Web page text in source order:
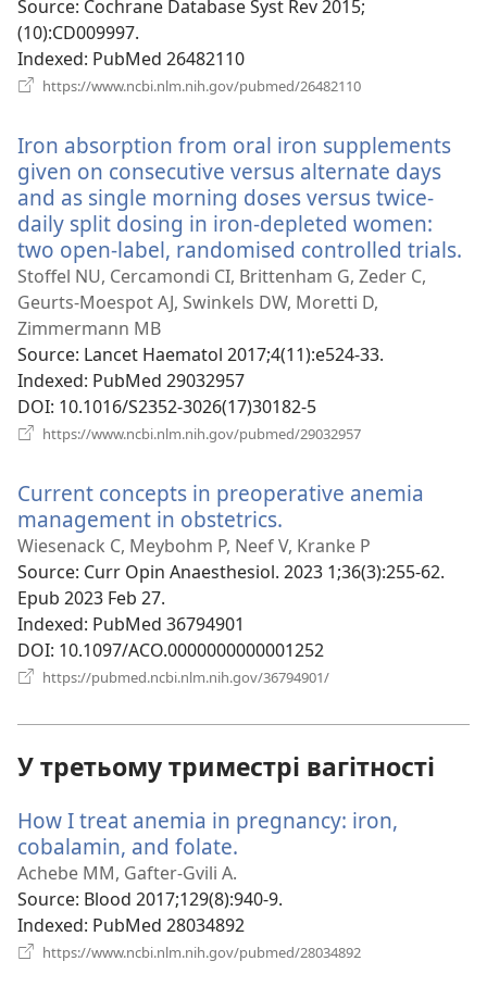
вікні)
Source‎: Cochrane Database Syst Rev 2015;
(10):CD009997.
Indexed‎: PubMed 26482110
https://www.ncbi.nlm.nih.gov/pubmed/26482110
вікні)
Iron absorption from oral iron supplements
given on consecutive versus alternate days
and as single morning doses versus twice-
daily split dosing in iron-depleted women:
two open-label, randomised controlled trials.
Stoffel NU, Cercamondi CI, Brittenham G, Zeder C,
Geurts-Moespot AJ, Swinkels DW, Moretti D,
Zimmermann MB
Source‎: Lancet Haematol 2017;4(11):e524-33.
Indexed‎: PubMed 29032957
DOI‎: 10.1016/S2352-3026(17)30182-5
https://www.ncbi.nlm.nih.gov/pubmed/29032957
вікні)
Current concepts in preoperative anemia
management in obstetrics.
у
новому
Wiesenack C, Meybohm P, Neef V, Kranke P
Source‎: Curr Opin Anaesthesiol. 2023 1;36(3):255-62.
Epub 2023 Feb 27.
Indexed‎: PubMed 36794901
DOI‎: 10.1097/ACO.0000000000001252
https://pubmed.ncbi.nlm.nih.gov/36794901/
У третьому триместрі вагітності
How I treat anemia in pregnancy: iron,
cobalamin, and folate.
новому
вікні)
Achebe MM, Gafter-Gvili A.
Source‎: Blood 2017;129(8):940-9.
Indexed‎: PubMed 28034892
https://www.ncbi.nlm.nih.gov/pubmed/28034892